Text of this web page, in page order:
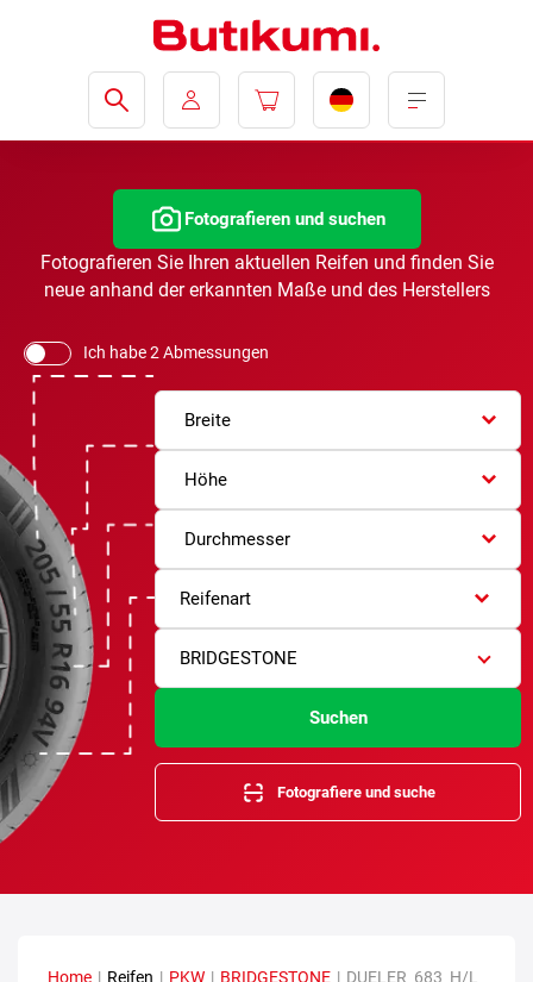
Fotografieren und suchen
Fotografieren Sie Ihren aktuellen Reifen und finden Sie
neue anhand der erkannten Maße und des Herstellers
Ich habe 2 Abmessungen
Breite
Höhe
Durchmesser
Reifenart
BRIDGESTONE
Suchen
Fotografiere und suche
Home | Reifen | PKW | BRIDGESTONE | DUELER_683_H/L